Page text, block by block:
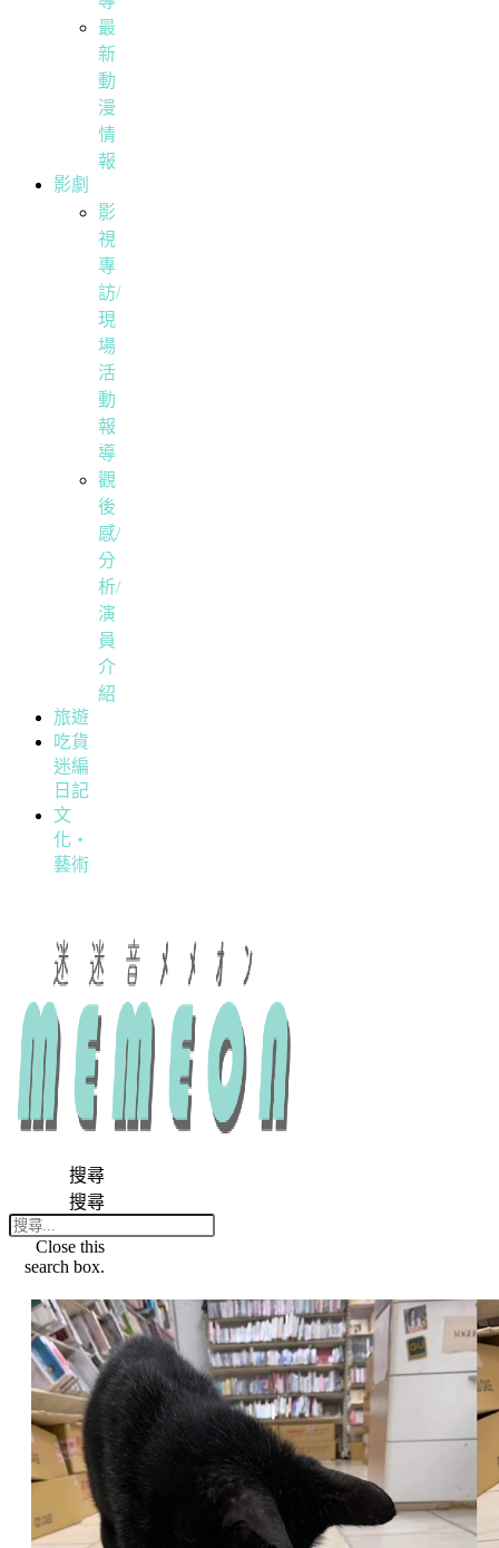
最
新
動
漫
情
報
影劇
影
視
專
訪/
現
場
活
動
報
導
觀
後
感/
分
析/
演
員
介
紹
旅遊
吃貨
迷編
日記
文
化・
藝術
搜尋
搜尋
Close this
search box.